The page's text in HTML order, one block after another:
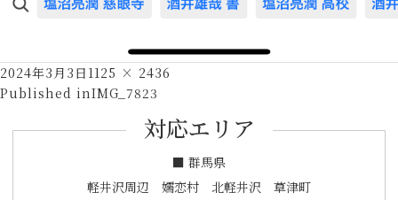
Posted
on
2024年3月3日 Full
size
1125 × 2436
投
Published inIMG_7823
対応エリア
■ 群馬県
軽井沢周辺 嬬恋村 北軽井沢 草津町